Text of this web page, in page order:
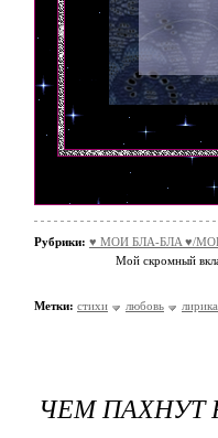
Рубрики: ♥ МОИ БЛA-БЛA ♥/
Мой скромный
Метки: стихи любовь лирика
ЧЕМ ПАХНУТ